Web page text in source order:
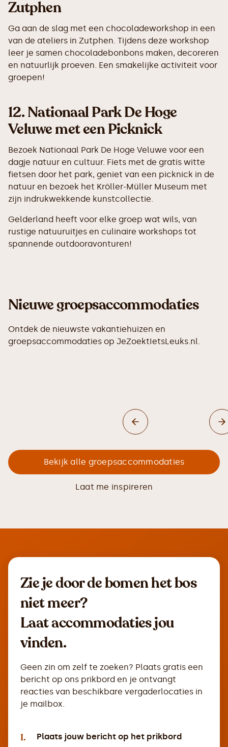
Zutphen
Ga aan de slag met een chocoladeworkshop in een
van de ateliers in Zutphen. Tijdens deze workshop
leer je samen chocoladebonbons maken, decoreren
en natuurlijk proeven. Een smakelijke activiteit voor
groepen!
12.Nationaal Park De Hoge
Veluwe met een Picknick
Bezoek Nationaal Park De Hoge Veluwe voor een
dagje natuur en cultuur. Fiets met de gratis witte
fietsen door het park, geniet van een picknick in de
natuur en bezoek het Kröller-Müller Museum met
zijn indrukwekkende kunstcollectie.
Gelderland heeft voor elke groep wat wils, van
rustige natuuruitjes en culinaire workshops tot
spannende outdooravonturen!
Nieuwe groepsaccommodaties
Ontdek de nieuwste vakantiehuizen en
groepsaccommodaties op JeZoektIetsLeuks.nl.
Bekijk alle groepsaccommodaties
Laat me inspireren
Zie je door de bomen het bos
niet meer?
Laat accommodaties jou
vinden.
Geen zin om zelf te zoeken? Plaats gratis een
bericht op ons prikbord en je ontvangt
reacties van beschikbare vergaderlocaties in
je mailbox.
1.
Plaats jouw bericht op het prikbord